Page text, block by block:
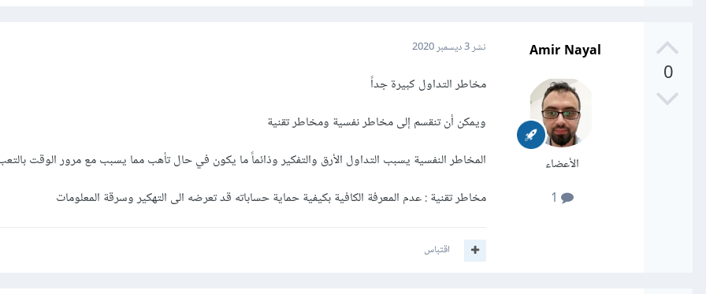
0
Amir Nayal
الأعضاء
نشر3 ديسمبر 2020
مخاطر التداول كبيرة جداً
ويمكن أن تنقسم إلى مخاطر نفسية ومخاطر تقنية
المخاطر النفسية يسبب التداول الأرق والتفكير وذائماً ما يكون في حال تأهب مما يسبب مع مرور الوقت
مخاطر تقنية : عدم المعرفة الكافية بكيفية حماية حساباته قد تعرضه الى التهكير وسرقة المعلومات
اقتباس